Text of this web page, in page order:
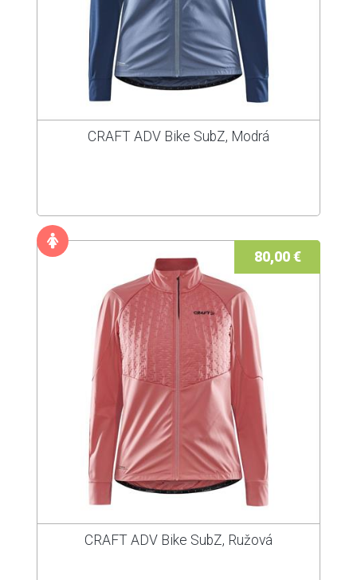
CRAFT ADV Bike SubZ, Modrá
80,00 €
CRAFT ADV Bike SubZ, Ružová